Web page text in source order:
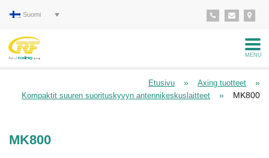
Suomi
MENU
Etusivu » Axing tuotteet »
Kompaktit suuren suorituskyvyn antennikeskuslaitteet » MK800
MK800